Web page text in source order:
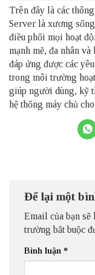
Trên đây là các
Server là xương
điều phối mọi hoạt
mạnh mẽ, đa nhân
đáp ứng được các
trong môi trường
giúp người dùng, kỹ
hệ thống máy chủ
Để lại một
Email của bạn
trường bắt buộc
Bình luận *